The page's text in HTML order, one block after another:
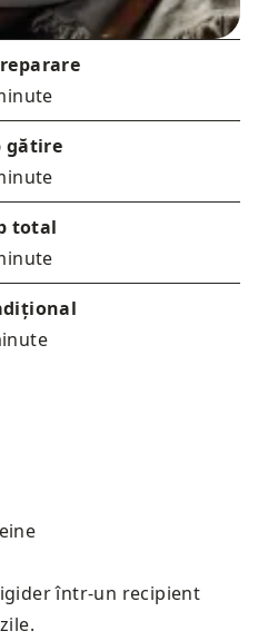
gătire
total
într-un recipient